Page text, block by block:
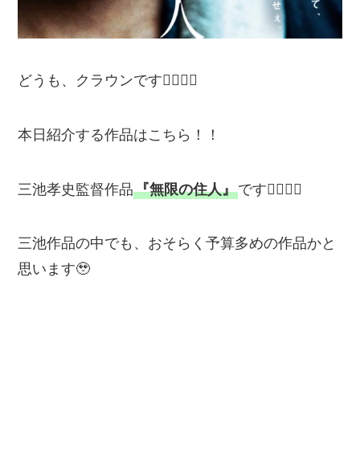
どうも、クラウンです🙋‍♂️🙋‍♂️
本日紹介する作品はこちら！！
三池孝史監督作品『無限の住人』です💁‍♂️💁‍♂️
三池作品の中でも、おそらく予算多めの作品かと
思います🥹